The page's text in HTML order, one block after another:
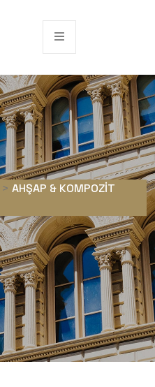
> AHŞAP & KOMPOZIT